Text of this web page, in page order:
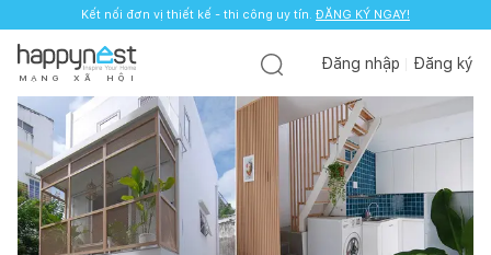
Kết nối đơn vị thiết kế - thi công uy tín. ĐĂNG KÝ NGAY!
M Ạ N G X Ã H Ộ I
Đăng nhập Đăng ký